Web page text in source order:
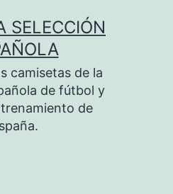
SELECCIÓN
camisetas de la
de fútbol y
de